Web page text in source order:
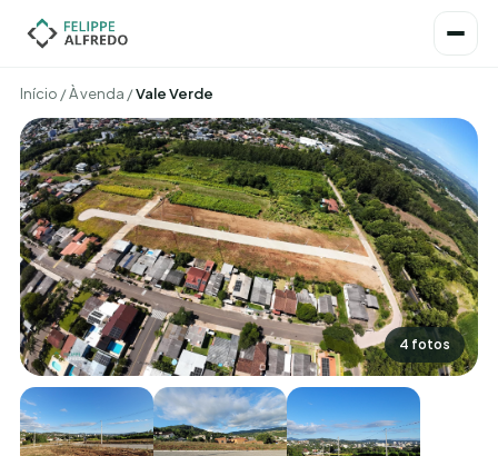
Início /À venda /Vale Verde
4 fotos